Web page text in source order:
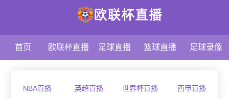
首页 欧联杯直播 足球直播 篮球直播 足球录像
NBA直播 英超直播 世界杯直播
西甲直播